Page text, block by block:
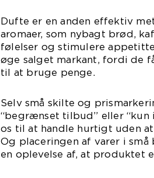
Dufte er en anden effektiv
aromaer, som nybagt brød,
følelser og stimulere
øge salget markant, fordi de
til at bruge penge.
Selv små skilte og
“begrænset tilbud” eller “kun
os til at handle hurtigt uden
Og placeringen af varer i
en oplevelse af, at